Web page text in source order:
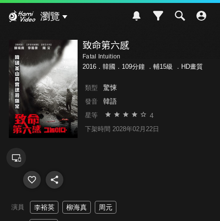
瀏覽
致命第六感
Fatal Intuition
2016．韓國．109分鐘 ． 輔15級 ．HD畫質
類型 驚悚
發音 韓語
星等 4
下架時間 2028年02月22日
演員 李裕英 柳海真 周元